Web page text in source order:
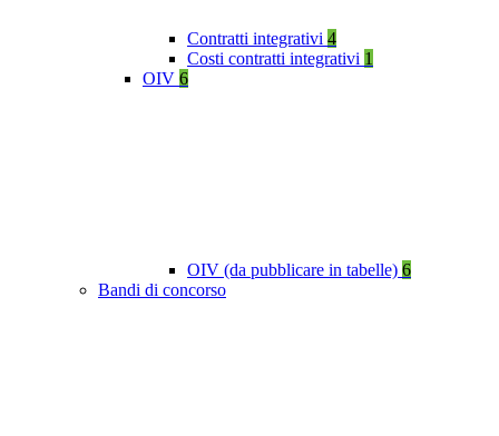
Contratti integrativi 4
Costi contratti integrativi 1
OIV 6
OIV (da pubblicare in tabelle) 6
Bandi di concorso